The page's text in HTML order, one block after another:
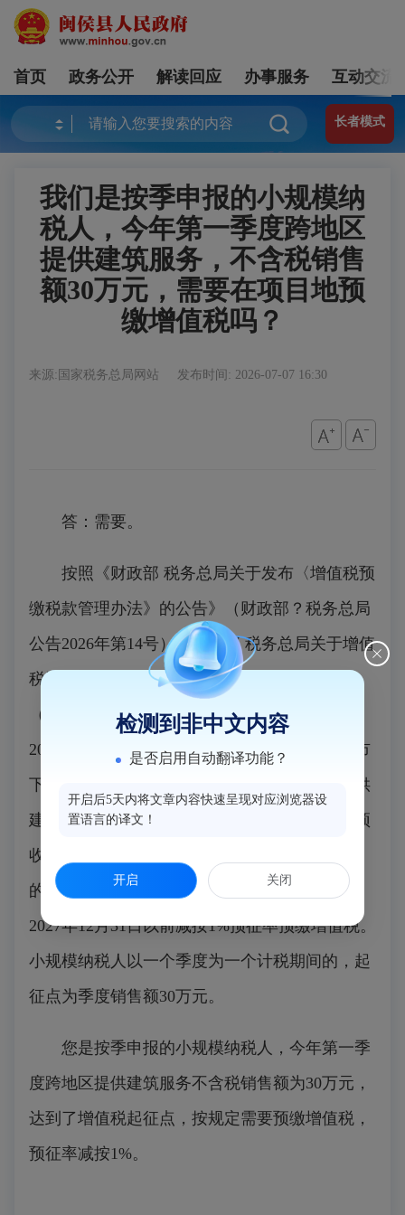
首页 政务公开 解读回应 办事服务 互动交流
长者模式
我们是按季申报的小规模纳
税人，今年第一季度跨地区
提供建筑服务，不含税销售
额30万元，需要在项目地预
缴增值税吗？
来源:国家税务总局网站 发布时间: 2026-07-07 16:30
答： 需要。
按照《财政部 税务总局关于发布〈增值税预
缴税款管理办法》的公告》（财政部？税务总局
公告2026年第14号）《财政部 税务总局关于增值
税法施行后增值税优惠政策衔接事项的公告》
（财政部 税务总局公告2026年第10号）规定，
2026年1月1日起，纳税人跨地级行政区（直辖市
下辖县区）提供建筑服务（以下简称跨地区提供
建筑服务），当期在预缴地实现的全部价款、预
收款（不含增值税）合计未达到增值税起征点
的，无需预缴增值税；达到增值税起征点的，
2027年12月31日以前减按1%预征率预缴增值税。
小规模纳税人以一个季度为一个计税期间的，起
征点为季度销售额30万元。
您是按季申报的小规模纳税人，今年第一季
度跨地区提供建筑服务不含税销售额为30万元，
达到了增值税起征点，按规定需要预缴增值税，
预征率减按1%。
检测到非中文内容
是否启用自动翻译功能？
开启后5天内将文章内容快速呈现对应浏览器设
置语言的译文！
开启 关闭